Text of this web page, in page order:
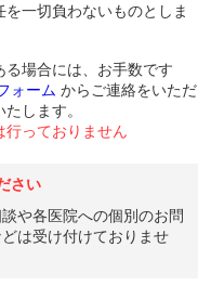
一切負わないものとしま
る場合には、お手数です
ォーム からご連絡をいただ
します。
っておりません
さい
や各医院への個別のお問
は受け付けておりませ